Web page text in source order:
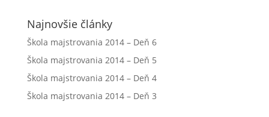
Najnovšie články
Škola majstrovania 2014 – Deň 6
Škola majstrovania 2014 – Deň 5
Škola majstrovania 2014 – Deň 4
Škola majstrovania 2014 – Deň 3